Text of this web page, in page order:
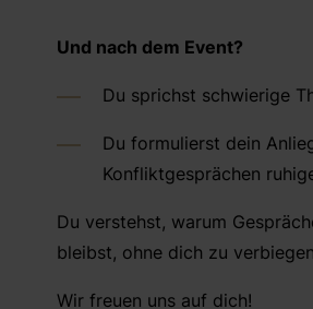
Und nach dem Event?
Du sprichst schwierige
Du formulierst dein
Konfliktgesprächen
Du verstehst, warum
bleibst, ohne dich zu
Wir freuen uns auf dich!